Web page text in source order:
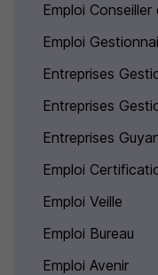
Emploi
Emploi
Entreprises
Entreprises
Entreprises
Emploi
Emploi Veille
Emploi Bureau
Emploi Avenir